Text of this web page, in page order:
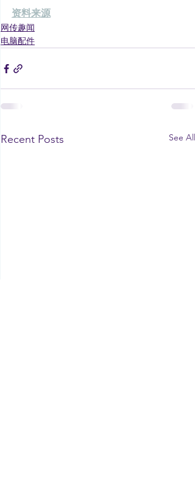
资料来源
网传趣闻
电脑配件
Recent Posts See All